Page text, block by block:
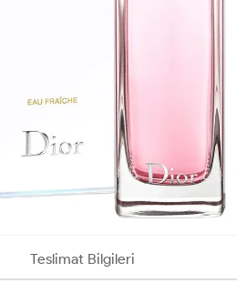
Teslimat Bilgileri